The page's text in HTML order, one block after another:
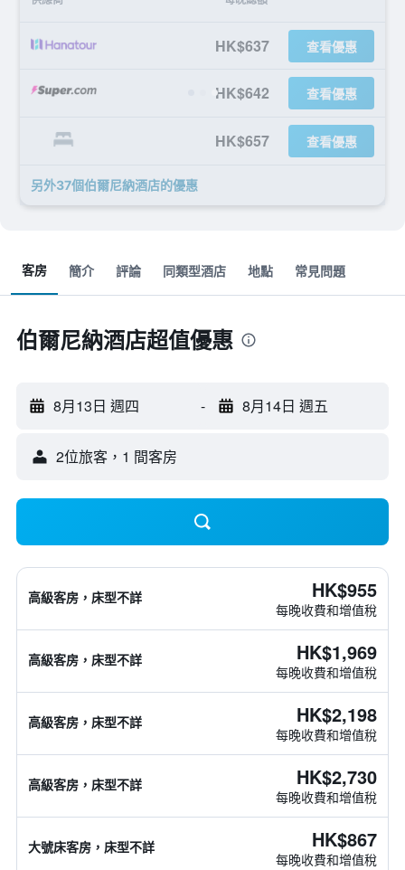
HK$637 查看優惠
HK$642 查看優惠
HK$657 查看優惠
另外37個伯爾尼納酒店​的優惠
客房 簡介 評論 同類型酒店 地點 常見問題
伯爾尼納酒店超值優惠
8月13日 週四 - 8月14日 週五
2位旅客，1 間客房
高級客房，床型不詳 HK$955
每晚收費和增值稅
高級客房，床型不詳 HK$1,969
每晚收費和增值稅
高級客房，床型不詳 HK$2,198
每晚收費和增值稅
高級客房，床型不詳 HK$2,730
每晚收費和增值稅
大號床客房，床型不詳 HK$867
每晚收費和增值稅